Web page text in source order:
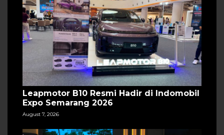
Leapmotor B10 Resmi Hadir di Indomobil
Expo Semarang 2026
August 7, 2026